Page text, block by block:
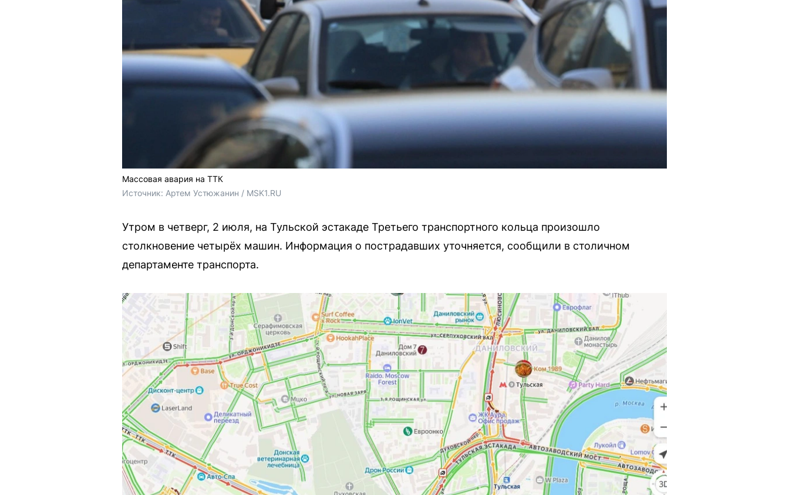
Массовая авария на ТТК
Источник: Артем Устюжанин / MSK1.RU
Утром в четверг, 2 июля, на Тульской эстакаде Третьего транспортного кольца произошло
столкновение четырёх машин. Информация о пострадавших уточняется, сообщили в столичном
департаменте транспорта.